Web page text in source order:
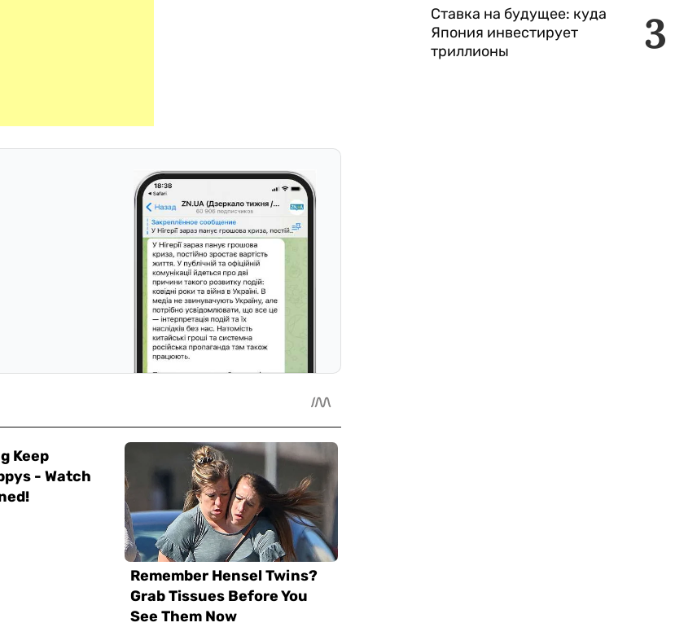
3
Ставка на будущее: куда
Япония инвестирует
триллионы